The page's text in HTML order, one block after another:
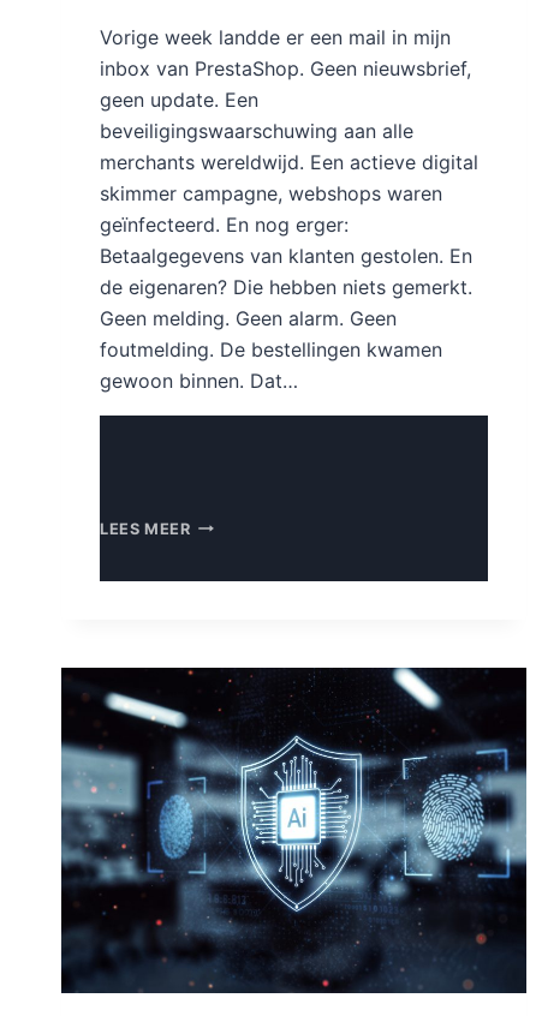
Vorige week landde er een mail in mijn
inbox van PrestaShop. Geen nieuwsbrief,
geen update. Een
beveiligingswaarschuwing aan alle
merchants wereldwijd. Een actieve digital
skimmer campagne, webshops waren
geïnfecteerd. En nog erger:
Betaalgegevens van klanten gestolen. En
de eigenaren? Die hebben niets gemerkt.
Geen melding. Geen alarm. Geen
foutmelding. De bestellingen kwamen
gewoon binnen. Dat…
LEES MEERBETAALGEGEVENS
HERKEN
VOORKOM
JE
EEN
DIGITAL
SKIMMER